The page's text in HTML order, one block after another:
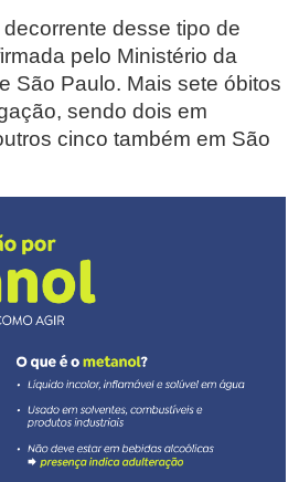
desse tipo de
pelo Ministério da
São Paulo. Mais sete óbitos
sendo dois em
cinco também em São